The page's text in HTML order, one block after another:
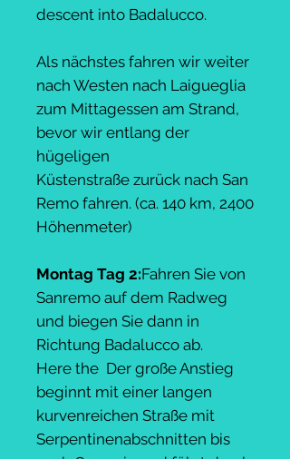
descent into Badalucco.
Als nächstes fahren wir weiter
nach Westen nach Laigueglia
zum Mittagessen am Strand,
bevor wir entlang der
hügeligen
Küstenstraße zurück nach San
Remo fahren. (ca. 140 km, 2400
Höhenmeter)
Montag Tag 2:Fahren Sie von
Sanremo auf dem Radweg
und biegen Sie dann in
Richtung Badalucco ab.
Here the Der große Anstieg
beginnt mit einer langen
kurvenreichen Straße mit
Serpentinenabschnitten bis